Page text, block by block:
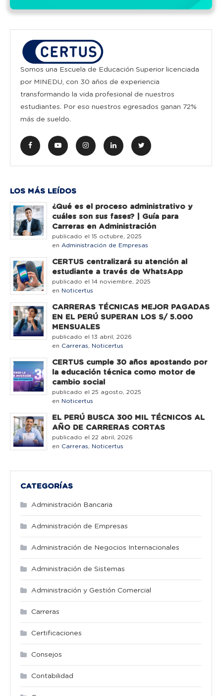
Somos una Escuela de Educación Superior licenciada
por MINEDU, con 30 años de experiencia
transformando la vida profesional de nuestros
estudiantes. Por eso nuestros egresados ganan 72%
más de sueldo.
LOS MÁS LEÍDOS
¿Qué es el proceso administrativo y
cuáles son sus fases? | Guía para
Carreras en Administración
publicado el 15 octubre, 2025
en Administración de Empresas
CERTUS centralizará su atención al
estudiante a través de WhatsApp
publicado el 14 noviembre, 2025
en Noticertus
CARRERAS TÉCNICAS MEJOR PAGADAS
EN EL PERÚ SUPERAN LOS S/ 5.000
MENSUALES
publicado el 13 abril, 2026
en Carreras, Noticertus
CERTUS cumple 30 años apostando por
la educación técnica como motor de
cambio social
publicado el 25 agosto, 2025
en Noticertus
EL PERÚ BUSCA 300 MIL TÉCNICOS AL
AÑO DE CARRERAS CORTAS
publicado el 22 abril, 2026
en Carreras, Noticertus
CATEGORÍAS
Administración Bancaria
Administración de Empresas
Administración de Negocios Internacionales
Administración de Sistemas
Administración y Gestión Comercial
Carreras
Certificaciones
Consejos
Contabilidad